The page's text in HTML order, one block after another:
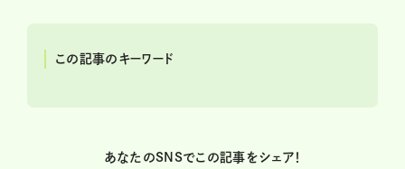
この記事のキーワード
あなたのSNSでこの記事をシェア！